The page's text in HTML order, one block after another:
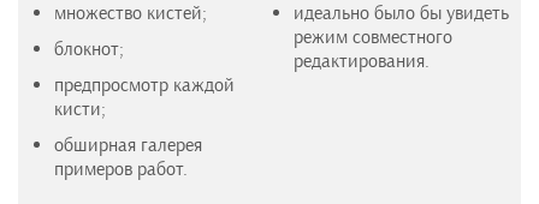
множество кистей;
блокнот;
предпросмотр каждой
кисти;
обширная галерея
примеров работ.
идеально было бы увидеть
режим совместного
редактирования.